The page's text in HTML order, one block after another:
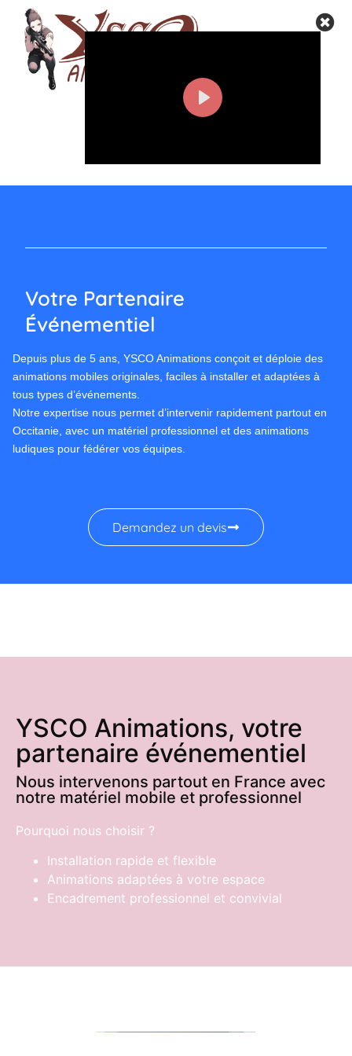
Des animations nomades uniques pour vos
événements d’entreprise et privés. Jeux laser,
Votre Partenaire
Événementiel
Depuis plus de 5 ans, YSCO Animations conçoit et déploie des
animations mobiles originales, faciles à installer et adaptées à
tous types d’événements.
Notre expertise nous permet d’intervenir rapidement partout en
Occitanie, avec un matériel professionnel et des animations
ludiques pour fédérer vos équipes.
Demandez un devis
Play
YSCO Animations, votre
partenaire événementiel
Nous intervenons partout en France avec
notre matériel mobile et professionnel
Pourquoi nous choisir ?
Installation rapide et flexible
Animations adaptées à votre espace
Encadrement professionnel et convivial